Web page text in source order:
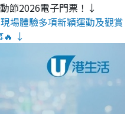
節2026電子門票！↓
場體驗多項新穎運動及觀賞
🔥 ↓